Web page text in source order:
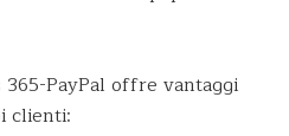
PayPal offre vantaggi
clienti: